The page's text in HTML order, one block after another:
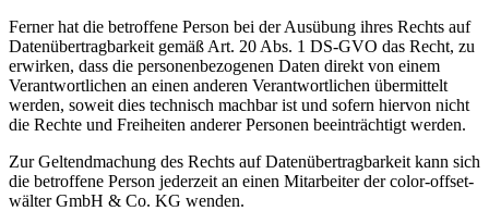
Ferner hat die betroffene Person bei der Ausübung ihres Rechts auf
Datenübertragbarkeit gemäß Art. 20 Abs. 1 DS-GVO das Recht, zu
erwirken, dass die personenbezogenen Daten direkt von einem
Verantwortlichen an einen anderen Verantwortlichen übermittelt
werden, soweit dies technisch machbar ist und sofern hiervon nicht
die Rechte und Freiheiten anderer Personen beeinträchtigt werden.
Zur Geltendmachung des Rechts auf Datenübertragbarkeit kann sich
die betroffene Person jederzeit an einen Mitarbeiter der color-offset-
wälter GmbH & Co. KG wenden.